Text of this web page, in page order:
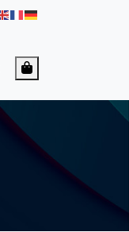
Cart